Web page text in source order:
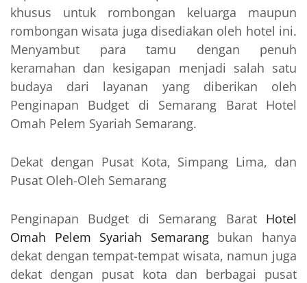
khusus untuk rombongan keluarga maupun
rombongan wisata juga disediakan oleh hotel ini.
Menyambut para tamu dengan penuh
keramahan dan kesigapan menjadi salah satu
budaya dari layanan yang diberikan oleh
Penginapan Budget di Semarang Barat Hotel
Omah Pelem Syariah Semarang.
Dekat dengan Pusat Kota, Simpang Lima, dan
Pusat Oleh-Oleh Semarang
Penginapan Budget di Semarang Barat Hotel
Omah Pelem Syariah Semarangbukan hanya
dekat dengan tempat-tempat wisata, namun juga
dekat dengan pusat kota dan berbagai pusat